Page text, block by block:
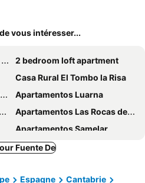
vous intéresser...
2 bedroom loft apartment
Casa Rural El Tombo la Risa
Apartamentos Luarna
Apartamentos Las Rocas de Brez
Apartamentos Samelar
Hostal La Ruta
Apartment Invernal De Picos With Mountain View, Private Terrace And Wi-fi
Fuente De
Espagne
Cantabrie